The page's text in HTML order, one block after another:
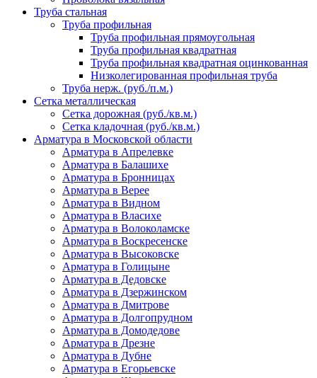
Труба стальная
Труба профильная
Труба профильная прямоугольная
Труба профильная квадратная
Труба профильная квадратная оцинкованная
Низколегированная профильная труба
Труба нерж. (руб./п.м.)
Сетка металлическая
Сетка дорожная (руб./кв.м.)
Сетка кладочная (руб./кв.м.)
Арматура в Московской области
Арматура в Апрелевке
Арматура в Балашихе
Арматура в Бронницах
Арматура в Верее
Арматура в Видном
Арматура в Власихе
Арматура в Волоколамске
Арматура в Воскресенске
Арматура в Высоковске
Арматура в Голицыне
Арматура в Дедовске
Арматура в Дзержинском
Арматура в Дмитрове
Арматура в Долгопрудном
Арматура в Домодедове
Арматура в Дрезне
Арматура в Дубне
Арматура в Егорьевске